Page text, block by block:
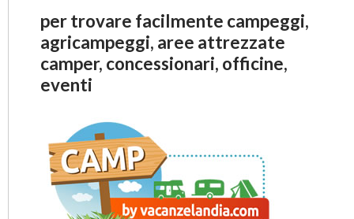
per trovare facilmente campeggi,
agricampeggi, aree attrezzate
camper, concessionari, officine,
eventi